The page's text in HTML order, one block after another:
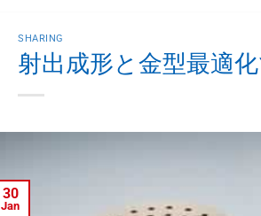
SHARING
射出成形と金型最適
30
Jan